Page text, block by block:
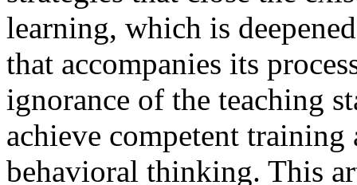
learning, which is
that accompanies its
ignorance of the teaching
achieve competent training
behavioral thinking. This